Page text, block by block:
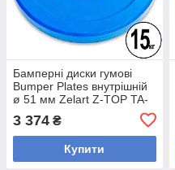
Бамперні диски гумові
Bumper Plates внутрішній
ø 51 мм Zelart Z-TOP TA-
3 374 ₴
Купити